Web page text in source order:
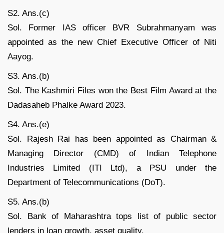
S2. Ans.(c)
Sol. Former IAS officer BVR Subrahmanyam was
appointed as the new Chief Executive Officer of Niti
Aayog.
S3. Ans.(b)
Sol. The Kashmiri Files won the Best Film Award at the
Dadasaheb Phalke Award 2023.
S4. Ans.(e)
Sol. Rajesh Rai has been appointed as Chairman &
Managing Director (CMD) of Indian Telephone
Industries Limited (ITI Ltd), a PSU under the
Department of Telecommunications (DoT).
S5. Ans.(b)
Sol. Bank of Maharashtra tops list of public sector
lenders in loan growth, asset quality.